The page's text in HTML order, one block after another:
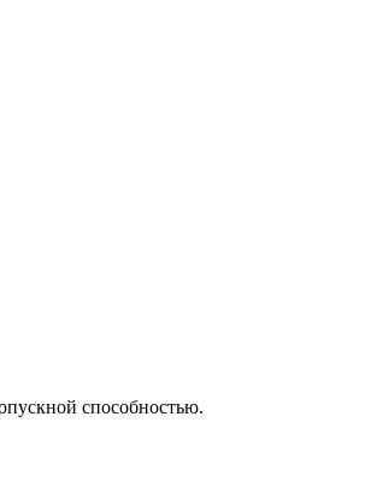
способностью.